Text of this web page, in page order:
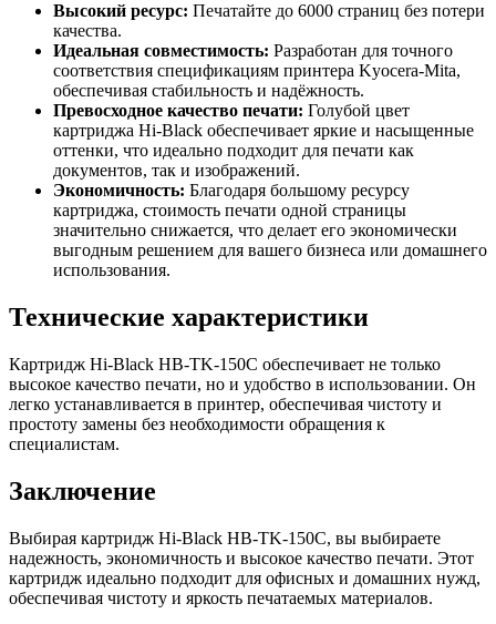
Высокий ресурс: Печатайте до 6000 страниц без потери
качества.
Идеальная совместимость: Разработан для точного
соответствия спецификациям принтера Kyocera-Mita,
обеспечивая стабильность и надёжность.
Превосходное качество печати: Голубой цвет
картриджа Hi-Black обеспечивает яркие и насыщенные
оттенки, что идеально подходит для печати как
документов, так и изображений.
Экономичность: Благодаря большому ресурсу
картриджа, стоимость печати одной страницы
значительно снижается, что делает его экономически
выгодным решением для вашего бизнеса или домашнего
использования.
Технические характеристики
Картридж Hi-Black HB-TK-150C обеспечивает не только
высокое качество печати, но и удобство в использовании. Он
легко устанавливается в принтер, обеспечивая чистоту и
простоту замены без необходимости обращения к
специалистам.
Заключение
Выбирая картридж Hi-Black HB-TK-150C, вы выбираете
надежность, экономичность и высокое качество печати. Этот
картридж идеально подходит для офисных и домашних нужд,
обеспечивая чистоту и яркость печатаемых материалов.